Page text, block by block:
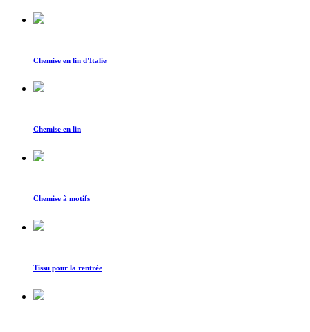
Chemise en lin d'Italie
Chemise en lin
Chemise à motifs
Tissu pour la rentrée